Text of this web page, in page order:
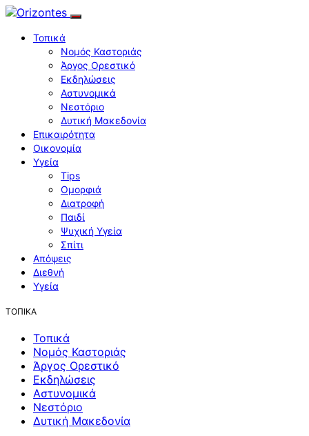
Τοπικά
Νομός Καστοριάς
Άργος Ορεστικό
Εκδηλώσεις
Αστυνομικά
Νεστόριο
Δυτική Μακεδονία
Επικαιρότητα
Οικονομία
Υγεία
Tips
Ομορφιά
Διατροφή
Παιδί
Ψυχική Υγεία
Σπίτι
Απόψεις
Διεθνή
Υγεία
ΤΟΠΙΚΑ
Τοπικά
Νομός Καστοριάς
Άργος Ορεστικό
Εκδηλώσεις
Αστυνομικά
Νεστόριο
Δυτική Μακεδονία